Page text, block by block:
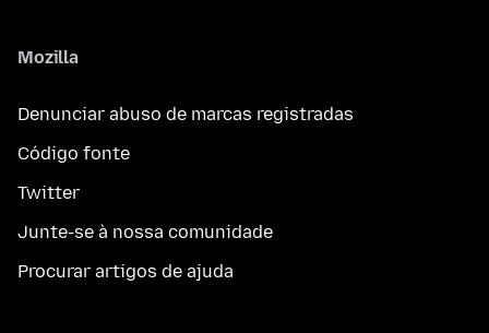
Mozilla
Denunciar abuso de marcas registradas
Código fonte
Twitter
Junte-se à nossa comunidade
Procurar artigos de ajuda